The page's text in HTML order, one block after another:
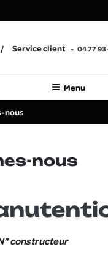
Service client 04 77 93
Menu
nous
nous
constructeur